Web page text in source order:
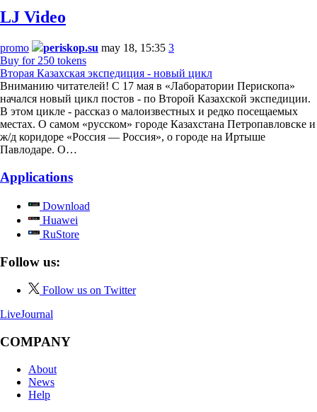
LJ Video
promo periskop.su may 18, 15:35 3
Buy for 250 tokens
Вторая Казахская экспедиция - новый цикл
Вниманию читателей! С 17 мая в «Лаборатории Перископа»
начался новый цикл постов - по Второй Казахской экспедиции.
В этом цикле - рассказ о малоизвестных и редко посещаемых
местах. О самом «русском» городе Казахстана Петропавловске и
ж/д коридоре «Россия — Россия», о городе на Иртыше
Павлодаре. О…
Applications
Download
Huawei
RuStore
Follow us:
Follow us on Twitter
LiveJournal
COMPANY
About
News
Help